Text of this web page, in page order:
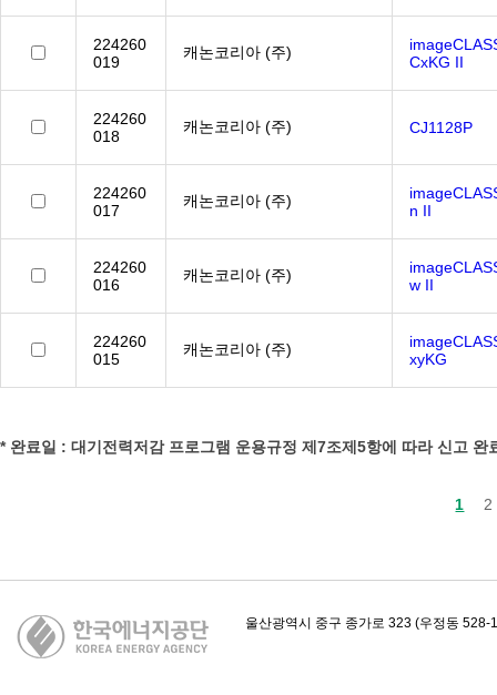
224260
019
캐논코리아 (주)
CxKG II
224260
018
캐논코리아 (주) CJ1128P
224260
017
캐논코리아 (주)
n II
224260
016
캐논코리아 (주)
w II
224260
015
캐논코리아 (주)
xyKG
* 완료일 : 대기전력저감 프로그램 운용규정 제7조제5항에 따라 신고
1 2
울산광역시 중구 종가로 323 (우정동 528-